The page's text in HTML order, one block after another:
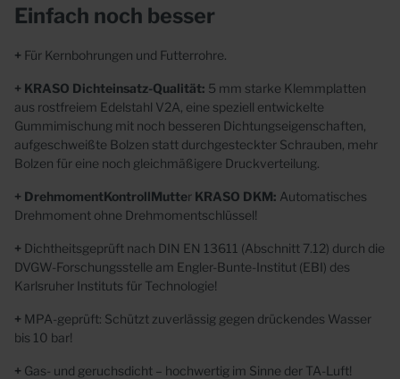
Einfach noch besser
+ Für Kernbohrungen und Futterrohre.
+ KRASO Dichteinsatz-Qualität: 5 mm starke Klemmplatten
aus rostfreiem Edelstahl V2A, eine speziell entwickelte
Gummimischung mit noch besseren Dichtungseigenschaften,
aufgeschweißte Bolzen statt durchgesteckter Schrauben, mehr
Bolzen für eine noch gleichmäßigere Druckverteilung.
+ DrehmomentKontrollMutter KRASO DKM: Automatisches
Drehmoment ohne Drehmomentschlüssel!
+ Dichtheitsgeprüft nach DIN EN 13611 (Abschnitt 7.12) durch die
DVGW-Forschungsstelle am Engler-Bunte-Institut (EBI) des
Karlsruher Instituts für Technologie!
+ MPA-geprüft: Schützt zuverlässig gegen drückendes Wasser
bis 10 bar!
+ Gas- und geruchsdicht – hochwertig im Sinne der TA-Luft!